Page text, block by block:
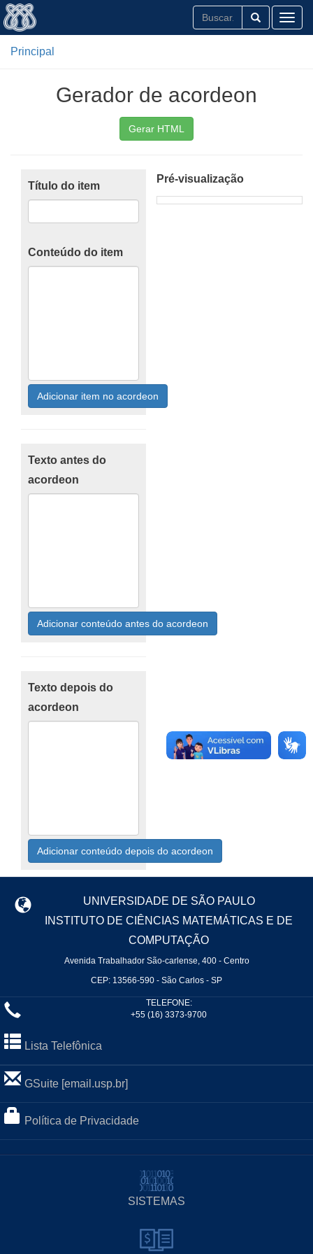
Principal
Gerador de acordeon
Gerar HTML
Título do item
Conteúdo do item
Adicionar item no acordeon
Texto antes do
acordeon
Adicionar conteúdo antes do acordeon
Texto depois do
acordeon
Adicionar conteúdo depois do acordeon
Pré-visualização
UNIVERSIDADE DE SÃO PAULO
INSTITUTO DE CIÊNCIAS MATEMÁTICAS E DE
COMPUTAÇÃO
Avenida Trabalhador São-carlense, 400 - Centro
CEP: 13566-590 - São Carlos - SP
TELEFONE:
+55 (16) 3373-9700
Lista Telefônica
GSuite [email.usp.br]
Política de Privacidade
SISTEMAS